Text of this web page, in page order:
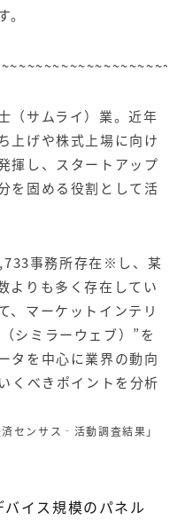
（サムライ）業。近年
上げや株式上場に向け
揮し、スタートアップ
を固める役割として活
事務所存在※し、某
よりも多く存在してい
、マーケットインテリ
シミラーウェブ）”を
タを中心に業界の動向
くべきポイントを分析
センサス‐活動調査結果」
イス規模のパネル